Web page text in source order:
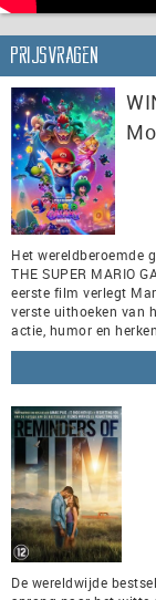
Prijsvragen
Het wereldberoemde
THE SUPER MARIO
eerste film verlegt
verste uithoeken van
actie, humor en
De wereldwijde